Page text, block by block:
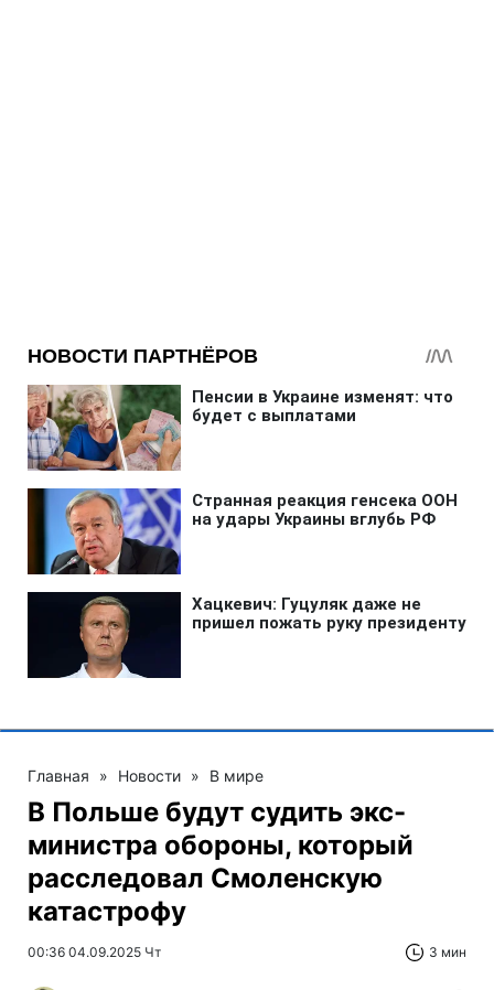
Главная » Новости » В мире
В Польше будут судить экс-
министра обороны, который
расследовал Смоленскую
катастрофу
00:36 04.09.2025 Чт 3 мин